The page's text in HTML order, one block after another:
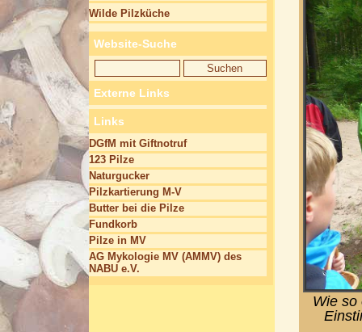
Wie so
Wilde Pilzküche
Website-Suche
Externe Links
Links
DGfM mit Giftnotruf
123 Pilze
Naturgucker
Pilzkartierung M-V
Butter bei die Pilze
Fundkorb
Pilze in MV
AG Mykologie MV (AMMV) des
NABU e.V.